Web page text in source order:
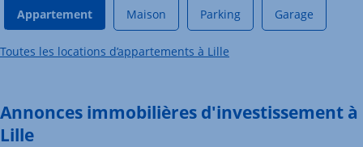
Appartement Maison Parking Garage
Toutes les locations d’appartements à Lille
Annonces immobilières d'investissement à
Lille